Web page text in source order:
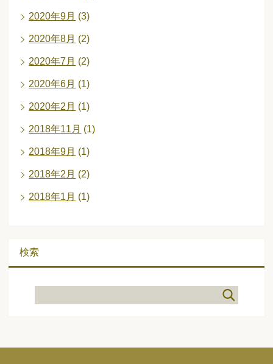
2020年9月 (3)
2020年8月 (2)
2020年7月 (2)
2020年6月 (1)
2020年2月 (1)
2018年11月 (1)
2018年9月 (1)
2018年2月 (2)
2018年1月 (1)
検索